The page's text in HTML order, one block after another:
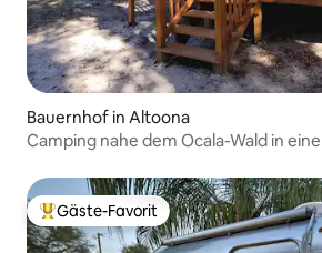
Bauernhof in Altoona
Camping nahe dem Ocala-Wald in
Beliebter Gäste-Favorit.
Gäste-Favorit